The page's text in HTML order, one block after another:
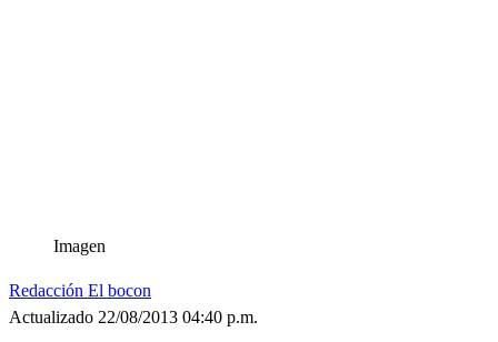
Imagen
Redacción El bocon
Actualizado 22/08/2013 04:40 p.m.